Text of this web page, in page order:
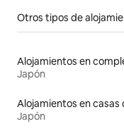
Otros tipos de
Japón
Japón